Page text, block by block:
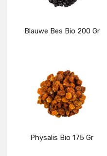
Blauwe Bes Bio 200 Gr
Details
Physalis Bio 175 Gr